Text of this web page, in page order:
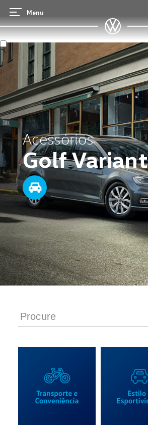
Menu
Acessórios
Golf Variant